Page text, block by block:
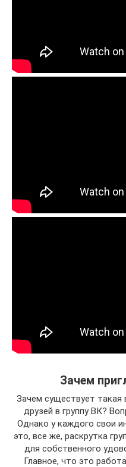
Зачем
Зачем существует такая
друзей в группу ВК?
Однако у каждого свои
это, все же, раскрутка
для собственного
Главное, что это